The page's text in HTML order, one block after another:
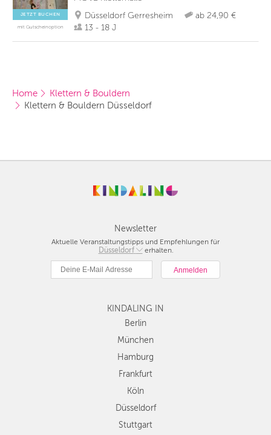
JETZT BUCHEN
mit Gutscheinoption
Düsseldorf Gerresheim
ab 24,90 €
13 - 18 J
Home
Klettern & Bouldern
Klettern & Bouldern Düsseldorf
Newsletter
Aktuelle Veranstaltungstipps und Empfehlungen für
Düsseldorf
Berlin
München
Hamburg
Köln
Düsseldorf
Stuttgart
Essen
Nürnberg
erhalten.
KINDALING IN
Berlin
München
Hamburg
Frankfurt
Köln
Düsseldorf
Stuttgart